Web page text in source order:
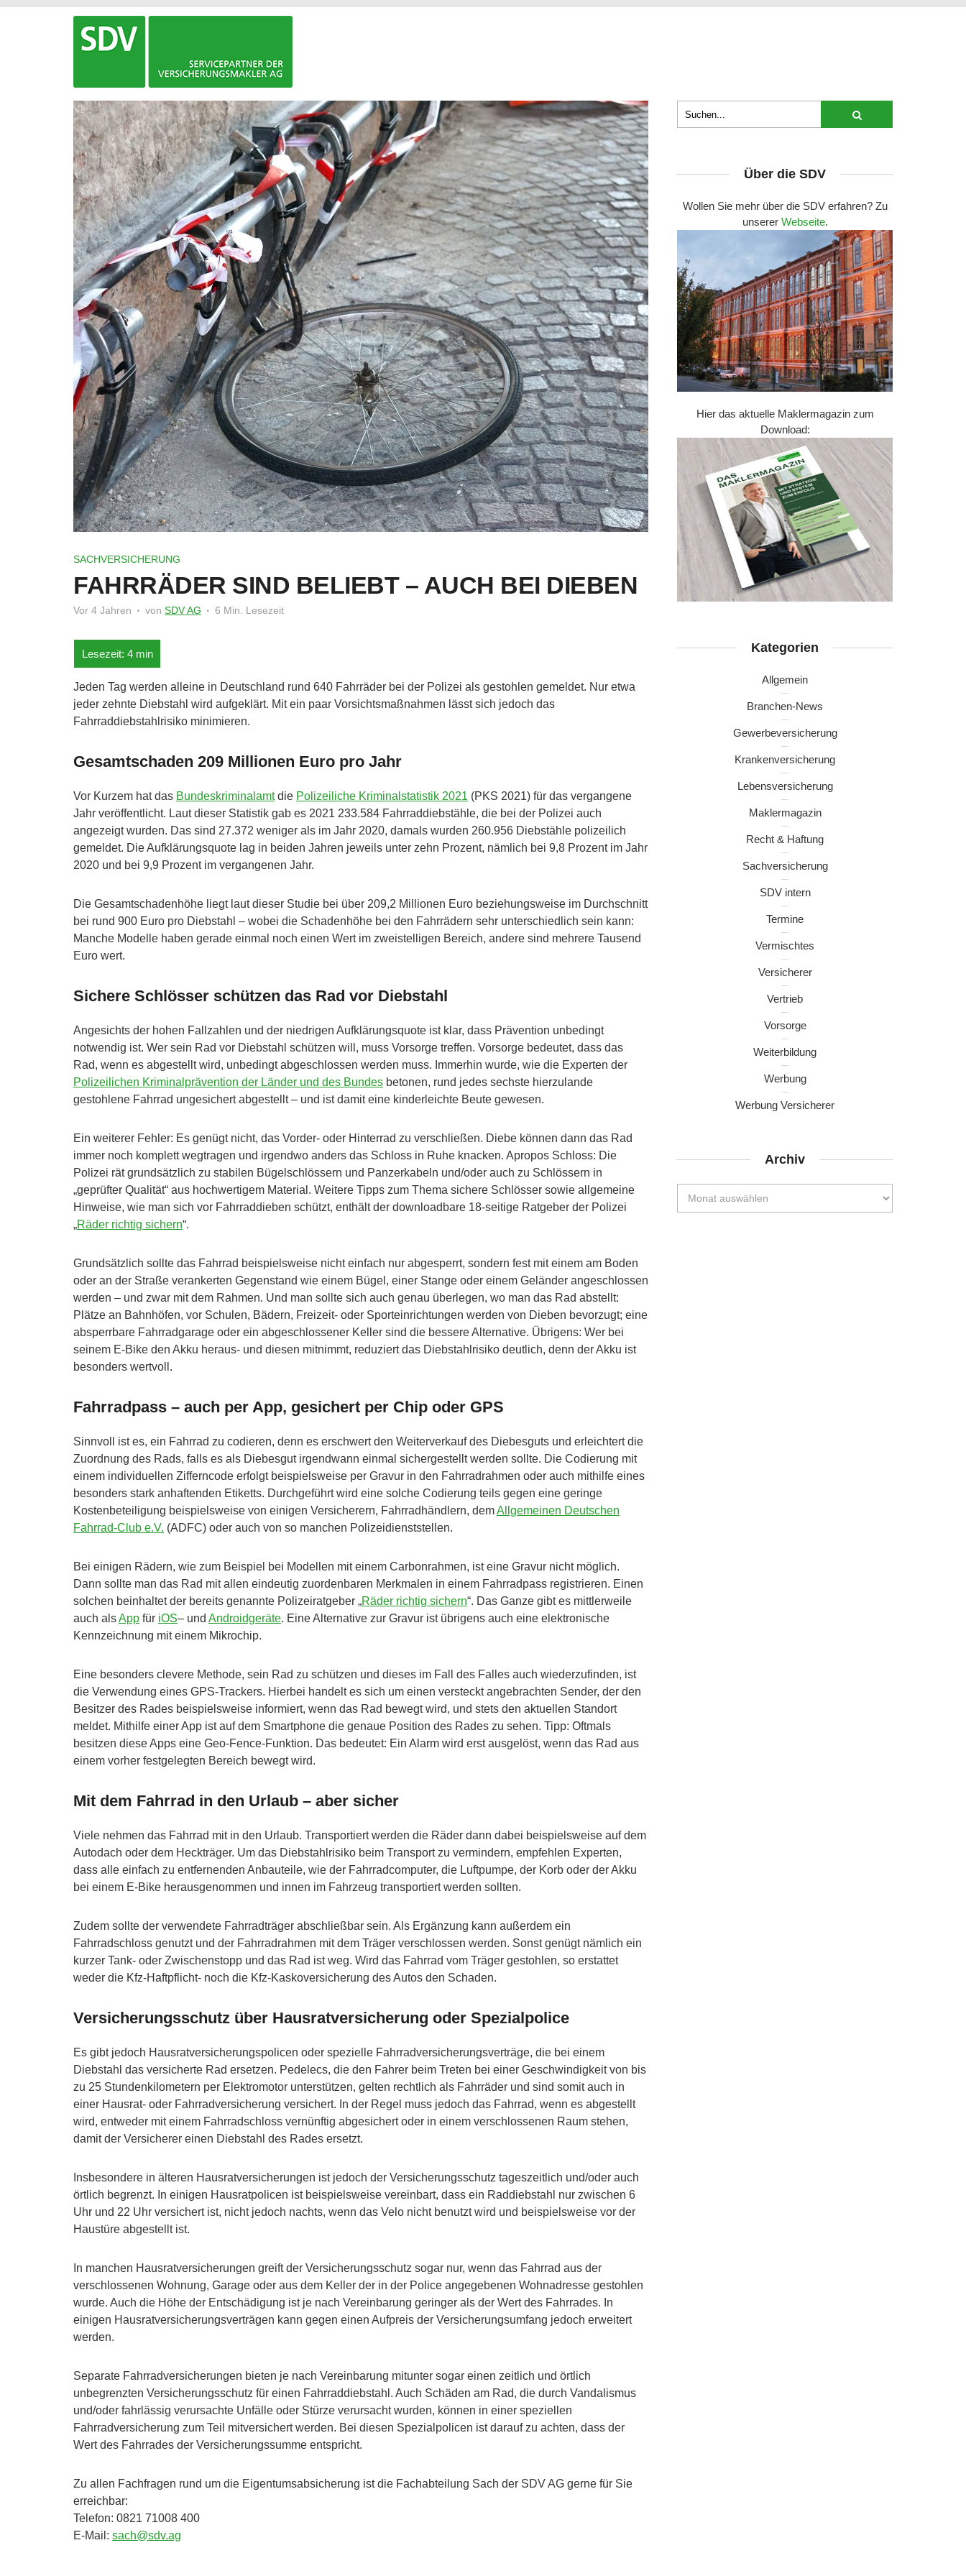
SACHVERSICHERUNG
FAHRRÄDER SIND BELIEBT – AUCH BEI DIEBEN
Vor 4 Jahren von SDV AG 6 Min. Lesezeit
Jeden Tag werden alleine in Deutschland rund 640 Fahrräder bei der Polizei als gestohlen gemeldet. Nur etwa
jeder zehnte Diebstahl wird aufgeklärt. Mit ein paar Vorsichtsmaßnahmen lässt sich jedoch das
Fahrraddiebstahlrisiko minimieren.
Gesamtschaden 209 Millionen Euro pro Jahr
Vor Kurzem hat das Bundeskriminalamtdie Polizeiliche Kriminalstatistik 2021 (PKS 2021) für das vergangene
Jahr veröffentlicht. Laut dieser Statistik gab es 2021 233.584 Fahrraddiebstähle, die bei der Polizei auch
angezeigt wurden. Das sind 27.372 weniger als im Jahr 2020, damals wurden 260.956 Diebstähle polizeilich
gemeldet. Die Aufklärungsquote lag in beiden Jahren jeweils unter zehn Prozent, nämlich bei 9,8 Prozent im Jahr
2020 und bei 9,9 Prozent im vergangenen Jahr.
Die Gesamtschadenhöhe liegt laut dieser Studie bei über 209,2 Millionen Euro beziehungsweise im Durchschnitt
bei rund 900 Euro pro Diebstahl – wobei die Schadenhöhe bei den Fahrrädern sehr unterschiedlich sein kann:
Manche Modelle haben gerade einmal noch einen Wert im zweistelligen Bereich, andere sind mehrere Tausend
Euro wert.
Sichere Schlösser schützen das Rad vor Diebstahl
Angesichts der hohen Fallzahlen und der niedrigen Aufklärungsquote ist klar, dass Prävention unbedingt
notwendig ist. Wer sein Rad vor Diebstahl schützen will, muss Vorsorge treffen. Vorsorge bedeutet, dass das
Rad, wenn es abgestellt wird, unbedingt abgeschlossen werden muss. Immerhin wurde, wie die Experten der
Polizeilichen Kriminalprävention der Länder und des Bundes betonen, rund jedes sechste hierzulande
gestohlene Fahrrad ungesichert abgestellt – und ist damit eine kinderleichte Beute gewesen.
Ein weiterer Fehler: Es genügt nicht, das Vorder- oder Hinterrad zu verschließen. Diebe können dann das Rad
immer noch komplett wegtragen und irgendwo anders das Schloss in Ruhe knacken. Apropos Schloss: Die
Polizei rät grundsätzlich zu stabilen Bügelschlössern und Panzerkabeln und/oder auch zu Schlössern in
„geprüfter Qualität“ aus hochwertigem Material. Weitere Tipps zum Thema sichere Schlösser sowie allgemeine
Hinweise, wie man sich vor Fahrraddieben schützt, enthält der downloadbare 18-seitige Ratgeber der Polizei
„Räder richtig sichern“.
Grundsätzlich sollte das Fahrrad beispielsweise nicht einfach nur abgesperrt, sondern fest mit einem am Boden
oder an der Straße verankerten Gegenstand wie einem Bügel, einer Stange oder einem Geländer angeschlossen
werden – und zwar mit dem Rahmen. Und man sollte sich auch genau überlegen, wo man das Rad abstellt:
Plätze an Bahnhöfen, vor Schulen, Bädern, Freizeit- oder Sporteinrichtungen werden von Dieben bevorzugt; eine
absperrbare Fahrradgarage oder ein abgeschlossener Keller sind die bessere Alternative. Übrigens: Wer bei
seinem E-Bike den Akku heraus- und diesen mitnimmt, reduziert das Diebstahlrisiko deutlich, denn der Akku ist
besonders wertvoll.
Fahrradpass – auch per App, gesichert per Chip oder GPS
Sinnvoll ist es, ein Fahrrad zu codieren, denn es erschwert den Weiterverkauf des Diebesguts und erleichtert die
Zuordnung des Rads, falls es als Diebesgut irgendwann einmal sichergestellt werden sollte. Die Codierung mit
einem individuellen Zifferncode erfolgt beispielsweise per Gravur in den Fahrradrahmen oder auch mithilfe eines
besonders stark anhaftenden Etiketts. Durchgeführt wird eine solche Codierung teils gegen eine geringe
Kostenbeteiligung beispielsweise von einigen Versicherern, Fahrradhändlern, demAllgemeinen Deutschen
Fahrrad-Club e.V. (ADFC) oder auch von so manchen Polizeidienststellen.
Bei einigen Rädern, wie zum Beispiel bei Modellen mit einem Carbonrahmen, ist eine Gravur nicht möglich.
Dann sollte man das Rad mit allen eindeutig zuordenbaren Merkmalen in einem Fahrradpass registrieren. Einen
solchen beinhaltet der bereits genannte Polizeiratgeber „Räder richtig sichern“. Das Ganze gibt es mittlerweile
auch alsApp für iOS– und Androidgeräte. Eine Alternative zur Gravur ist übrigens auch eine elektronische
Kennzeichnung mit einem Mikrochip.
Eine besonders clevere Methode, sein Rad zu schützen und dieses im Fall des Falles auch wiederzufinden, ist
die Verwendung eines GPS-Trackers. Hierbei handelt es sich um einen versteckt angebrachten Sender, der den
Besitzer des Rades beispielsweise informiert, wenn das Rad bewegt wird, und stets den aktuellen Standort
meldet. Mithilfe einer App ist auf dem Smartphone die genaue Position des Rades zu sehen. Tipp: Oftmals
besitzen diese Apps eine Geo-Fence-Funktion. Das bedeutet: Ein Alarm wird erst ausgelöst, wenn das Rad aus
einem vorher festgelegten Bereich bewegt wird.
Mit dem Fahrrad in den Urlaub – aber sicher
Viele nehmen das Fahrrad mit in den Urlaub. Transportiert werden die Räder dann dabei beispielsweise auf dem
Autodach oder dem Heckträger. Um das Diebstahlrisiko beim Transport zu vermindern, empfehlen Experten,
dass alle einfach zu entfernenden Anbauteile, wie der Fahrradcomputer, die Luftpumpe, der Korb oder der Akku
bei einem E-Bike herausgenommen und innen im Fahrzeug transportiert werden sollten.
Zudem sollte der verwendete Fahrradträger abschließbar sein. Als Ergänzung kann außerdem ein
Fahrradschloss genutzt und der Fahrradrahmen mit dem Träger verschlossen werden. Sonst genügt nämlich ein
kurzer Tank- oder Zwischenstopp und das Rad ist weg. Wird das Fahrrad vom Träger gestohlen, so erstattet
weder die Kfz-Haftpflicht- noch die Kfz-Kaskoversicherung des Autos den Schaden.
Versicherungsschutz über Hausratversicherung oder Spezialpolice
Es gibt jedoch Hausratversicherungspolicen oder spezielle Fahrradversicherungsverträge, die bei einem
Diebstahl das versicherte Rad ersetzen. Pedelecs, die den Fahrer beim Treten bei einer Geschwindigkeit von bis
zu 25 Stundenkilometern per Elektromotor unterstützen, gelten rechtlich als Fahrräder und sind somit auch in
einer Hausrat- oder Fahrradversicherung versichert. In der Regel muss jedoch das Fahrrad, wenn es abgestellt
wird, entweder mit einem Fahrradschloss vernünftig abgesichert oder in einem verschlossenen Raum stehen,
damit der Versicherer einen Diebstahl des Rades ersetzt.
Insbesondere in älteren Hausratversicherungen ist jedoch der Versicherungsschutz tageszeitlich und/oder auch
örtlich begrenzt. In einigen Hausratpolicen ist beispielsweise vereinbart, dass ein Raddiebstahl nur zwischen 6
Uhr und 22 Uhr versichert ist, nicht jedoch nachts, wenn das Velo nicht benutzt wird und beispielsweise vor der
Haustüre abgestellt ist.
In manchen Hausratversicherungen greift der Versicherungsschutz sogar nur, wenn das Fahrrad aus der
verschlossenen Wohnung, Garage oder aus dem Keller der in der Police angegebenen Wohnadresse gestohlen
wurde. Auch die Höhe der Entschädigung ist je nach Vereinbarung geringer als der Wert des Fahrrades. In
einigen Hausratversicherungsverträgen kann gegen einen Aufpreis der Versicherungsumfang jedoch erweitert
werden.
Separate Fahrradversicherungen bieten je nach Vereinbarung mitunter sogar einen zeitlich und örtlich
unbegrenzten Versicherungsschutz für einen Fahrraddiebstahl. Auch Schäden am Rad, die durch Vandalismus
und/oder fahrlässig verursachte Unfälle oder Stürze verursacht wurden, können in einer speziellen
Fahrradversicherung zum Teil mitversichert werden. Bei diesen Spezialpolicen ist darauf zu achten, dass der
Wert des Fahrrades der Versicherungssumme entspricht.
Zu allen Fachfragen rund um die Eigentumsabsicherung ist die Fachabteilung Sach der SDV AG gerne für Sie
erreichbar:
Telefon: 0821 71008 400
E-Mail: sach@sdv.ag
Über die SDV
Wollen Sie mehr über die SDV erfahren? Zu
unserer Webseite.
Hier das aktuelle Maklermagazin zum
Download:
Kategorien
Allgemein
Branchen-News
Gewerbeversicherung
Krankenversicherung
Lebensversicherung
Maklermagazin
Recht & Haftung
Sachversicherung
SDV intern
Termine
Vermischtes
Versicherer
Vertrieb
Vorsorge
Weiterbildung
Werbung
Werbung Versicherer
Archiv